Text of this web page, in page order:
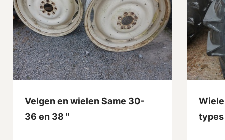
Velgen en wielen Same 30-
36 en 38 "
types